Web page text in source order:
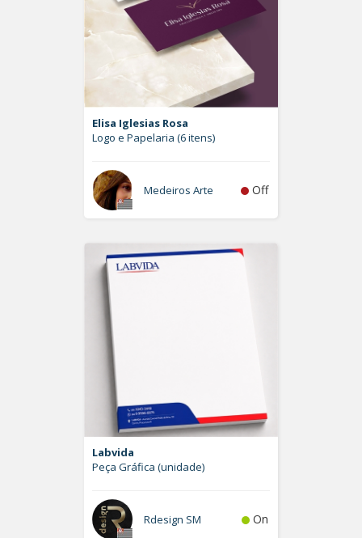
Elisa Iglesias Rosa
Logo e Papelaria (6 itens)
Medeiros Arte Off
Labvida
Peça Gráfica (unidade)
Rdesign SM On